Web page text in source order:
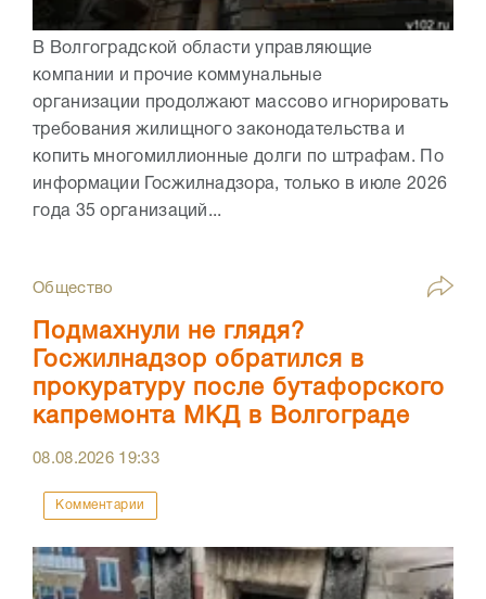
В Волгоградской области управляющие
компании и прочие коммунальные
организации продолжают массово игнорировать
требования жилищного законодательства и
копить многомиллионные долги по штрафам. По
информации Госжилнадзора, только в июле 2026
года 35 организаций...
Общество
Подмахнули не глядя?
Госжилнадзор обратился в
прокуратуру после бутафорского
капремонта МКД в Волгограде
08.08.2026 19:33
Комментарии